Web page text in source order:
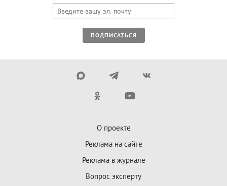
ПОДПИСАТЬСЯ
О проекте
Реклама на сайте
Реклама в журнале
Вопрос эксперту